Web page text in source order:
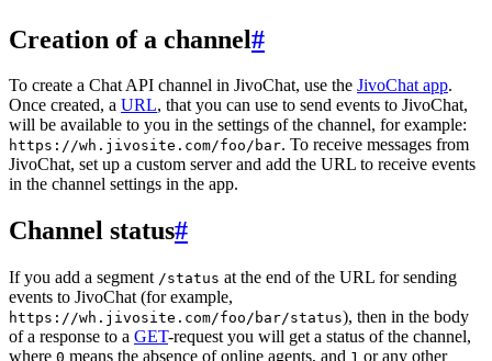
Creation of a channel#
To create a Chat API channel in JivoChat, use the JivoChat app.
Once created, a URL, that you can use to send events to JivoChat,
will be available to you in the settings of the channel, for example:
https://wh.jivosite.com/foo/bar. To receive messages from
JivoChat, set up a custom server and add the URL to receive events
in the channel settings in the app.
Channel status#
If you add a segment /status at the end of the URL for sending
events to JivoChat (for example,
https://wh.jivosite.com/foo/bar/status), then in the body
of a response to a GET-request you will get a status of the channel,
where 0 means the absence of online agents, and 1 or any other